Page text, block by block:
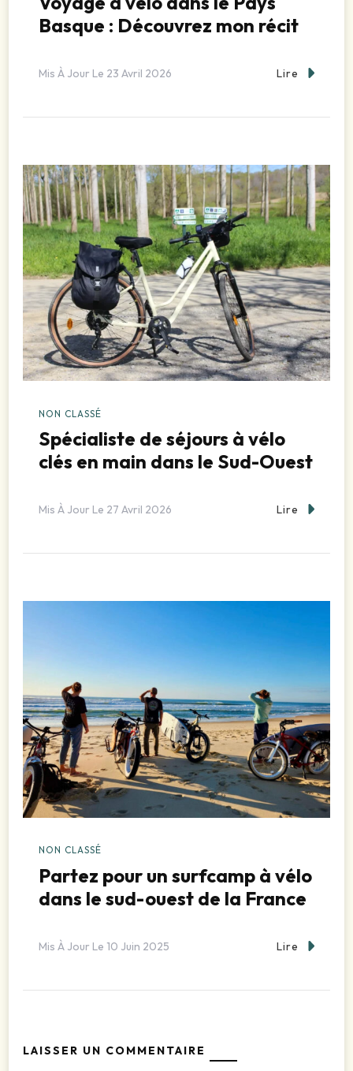
Basque : Découvrez mon récit
Mis À Jour Le 23 Avril 2026 Lire
NON CLASSÉ
Spécialiste de séjours à vélo
clés en main dans le Sud-Ouest
Mis À Jour Le 27 Avril 2026 Lire
NON CLASSÉ
Partez pour un surfcamp à vélo
dans le sud-ouest de la France
Mis À Jour Le 10 Juin 2025 Lire
LAISSER UN COMMENTAIRE